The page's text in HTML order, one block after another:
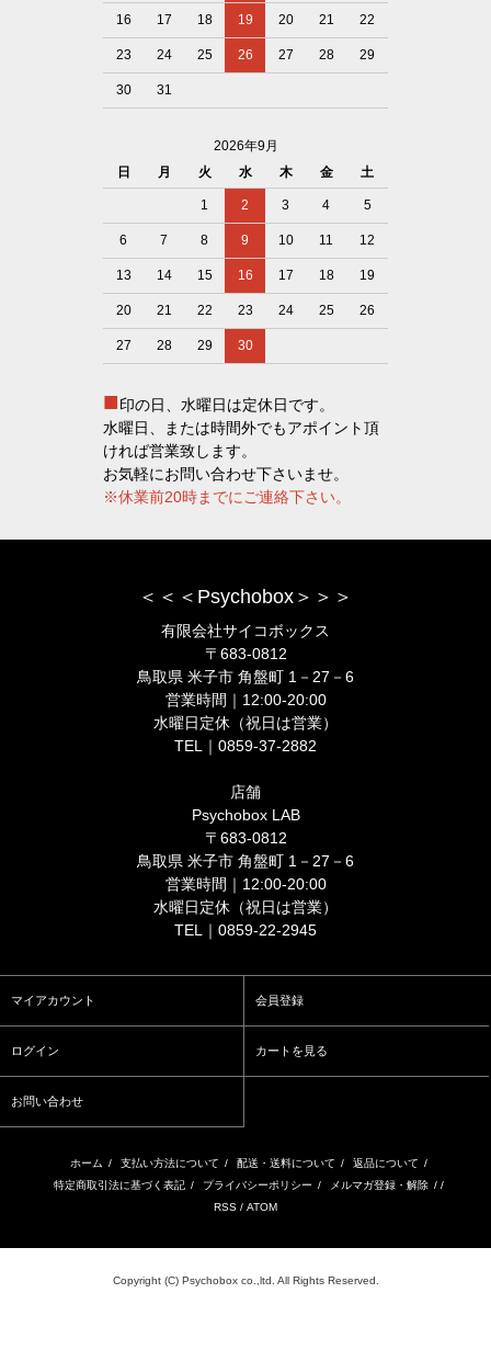
16 17 18 19 20 21 22
23 24 25 26 27 28 29
30 31
2026年9月
日
月 火 水 木 金 土
1 2 3 4 5
6 7 8 9 10 11 12
13 14 15 16 17 18 19
20 21 22 23 24 25 26
27 28 29 30
■印の日、水曜日は定休日です。
水曜日、または時間外でもアポイント頂
ければ営業致します。
お気軽にお問い合わせ下さいませ。
※休業前20時までにご連絡下さい。
＜＜＜Psychobox＞＞＞
有限会社サイコボックス
〒683-0812
鳥取県 米子市 角盤町 1－27－6
営業時間｜12:00-20:00
水曜日定休（祝日は営業）
TEL｜0859-37-2882
店舗
Psychobox LAB
〒683-0812
鳥取県 米子市 角盤町 1－27－6
営業時間｜12:00-20:00
水曜日定休（祝日は営業）
TEL｜0859-22-2945
マイアカウント 会員登録
ログイン カートを見る
お問い合わせ
ホーム / 支払い方法について / 配送・送料について / 返品について /
特定商取引法に基づく表記 / プライバシーポリシー / メルマガ登録・解除 / /
RSS / ATOM
Copyright (C) Psychobox co.,ltd. All Rights Reserved.